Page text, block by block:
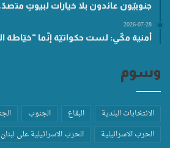
جنوبيّون عائدون بلا خيارات لبيوتٍ
2026-07-28
أمنية مكّي: لست حكواتيّة إنّما
وسوم
الانتخابات البلدية البقاع الجنوب
الحرب الاسرائيلية
الحرب الاسرائيلية على لبنان